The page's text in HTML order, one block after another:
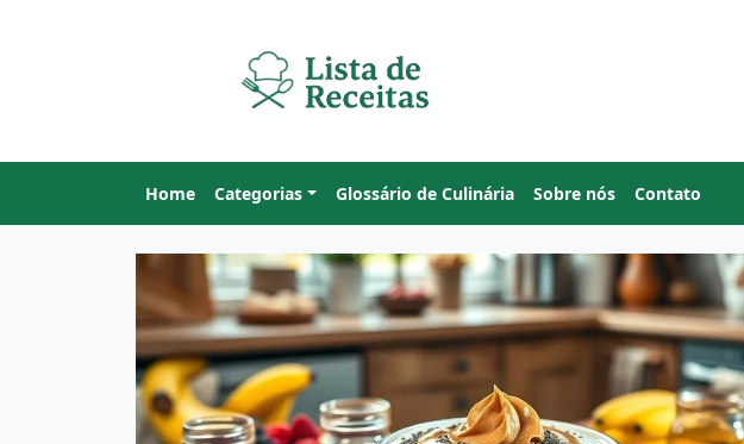
Home Categorias Glossário de Culinária Sobre nós Contato